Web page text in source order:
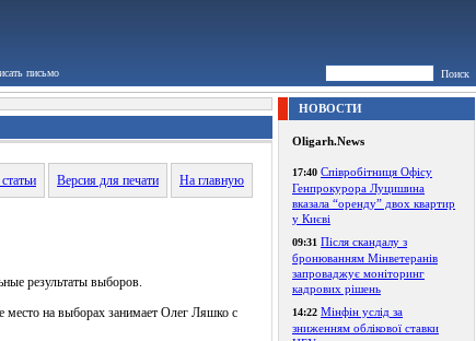
письмо Поиск
Версия для печати На главную
результаты выборов.
на выборах занимает Олег Ляшко с
НОВОСТИ
Oligarh.News
17:40 Співробітниця Офісу
Генпрокурора Луцишина
вказала “оренду” двох квартир
у Києві
09:31 Після скандалу з
бронюванням Мінветеранів
запроваджує моніторинг
кадрових рішень
14:22 Мінфін услід за
зниженням облікової ставки